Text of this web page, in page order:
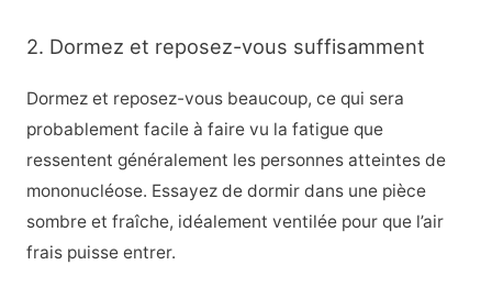
2. Dormez et reposez-vous suffisamment
Dormez et reposez-vous beaucoup, ce qui sera
probablement facile à faire vu la fatigue que
ressentent généralement les personnes atteintes de
mononucléose. Essayez de dormir dans une pièce
sombre et fraîche, idéalement ventilée pour que l’air
frais puisse entrer.